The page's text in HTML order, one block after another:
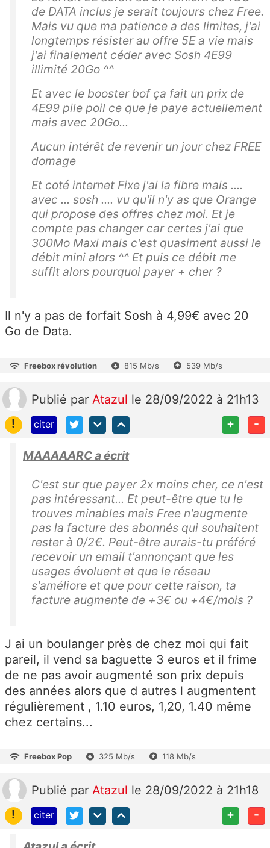
de DATA inclus je serait toujours chez Free.
Mais vu que ma patience a des limites, j'ai
longtemps résister au offre 5E a vie mais
j'ai finalement céder avec Sosh 4E99
illimité 20Go ^^
Et avec le booster bof ça fait un prix de
4E99 pile poil ce que je paye actuellement
mais avec 20Go...
Aucun intérêt de revenir un jour chez FREE
domage
Et coté internet Fixe j'ai la fibre mais ....
avec ... sosh .... vu qu'il n'y as que Orange
qui propose des offres chez moi. Et je
compte pas changer car certes j'ai que
300Mo Maxi mais c'est quasiment aussi le
débit mini alors ^^ Et puis ce débit me
suffit alors pourquoi payer + cher ?
Il n'y a pas de forfait Sosh à 4,99€ avec 20
Go de Data.
Freebox révolution 815 Mb/s 539 Mb/s
Publié par Atazul le 28/09/2022 à 21h13
!
citer + -
MAAAAARC a écrit
C'est sur que payer 2x moins cher, ce n'est
pas intéressant... Et peut-être que tu le
trouves minables mais Free n'augmente
pas la facture des abonnés qui souhaitent
rester à 0/2€. Peut-être aurais-tu préféré
recevoir un email t'annonçant que les
usages évoluent et que le réseau
s'améliore et que pour cette raison, ta
facture augmente de +3€ ou +4€/mois ?
J ai un boulanger près de chez moi qui fait
pareil, il vend sa baguette 3 euros et il frime
de ne pas avoir augmenté son prix depuis
des années alors que d autres l augmentent
régulièrement , 1.10 euros, 1,20, 1.40 même
chez certains...
Freebox Pop 325 Mb/s 118 Mb/s
Publié par Atazul le 28/09/2022 à 21h18
!
citer + -